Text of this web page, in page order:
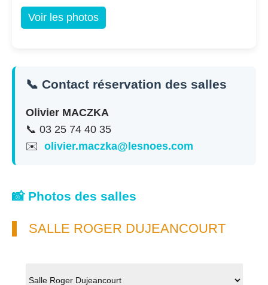
Voir les photos
📞 Contact réservation des salles
Olivier MACZKA
📞 03 25 74 40 35
✉️ olivier.maczka@lesnoes.com
📸 Photos des salles
SALLE ROGER DUJEANCOURT